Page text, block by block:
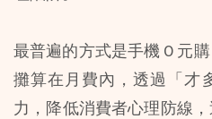
最普遍的方式是手機 0 元
攤算在月費內，透過「才
力，降低消費者心理防線